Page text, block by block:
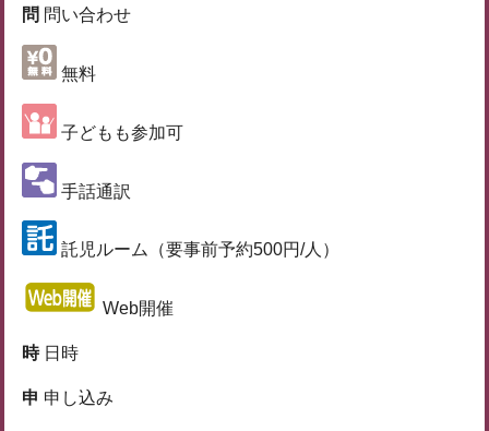
問 問い合わせ
無料
子どもも参加可
手話通訳
託児ルーム（要事前予約500円/人）
Web開催
時日時
申 申し込み